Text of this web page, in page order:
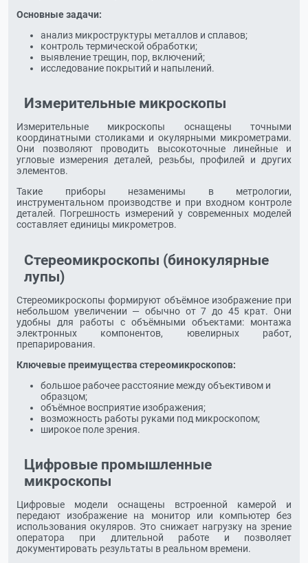
Основные задачи:
анализ микроструктуры металлов и сплавов;
контроль термической обработки;
выявление трещин, пор, включений;
исследование покрытий и напылений.
Измерительные микроскопы
Измерительные микроскопы оснащены точными
координатными столиками и окулярными микрометрами.
Они позволяют проводить высокоточные линейные и
угловые измерения деталей, резьбы, профилей и других
элементов.
Такие приборы незаменимы в метрологии,
инструментальном производстве и при входном контроле
деталей. Погрешность измерений у современных моделей
составляет единицы микрометров.
Стереомикроскопы (бинокулярные
лупы)
Стереомикроскопы формируют объёмное изображение при
небольшом увеличении — обычно от 7 до 45 крат. Они
удобны для работы с объёмными объектами: монтажа
электронных компонентов, ювелирных работ,
препарирования.
Ключевые преимущества стереомикроскопов:
большое рабочее расстояние между объективом и
образцом;
объёмное восприятие изображения;
возможность работы руками под микроскопом;
широкое поле зрения.
Цифровые промышленные
микроскопы
Цифровые модели оснащены встроенной камерой и
передают изображение на монитор или компьютер без
использования окуляров. Это снижает нагрузку на зрение
оператора при длительной работе и позволяет
документировать результаты в реальном времени.